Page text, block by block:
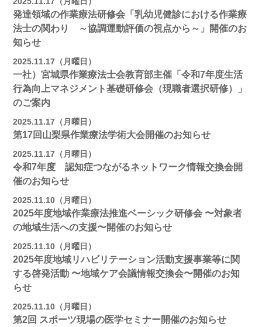
発達領域の作業療法研修会「乳幼児健診における作業療
法士の関わり ～協調運動評価の視点から～」開催のお
知らせ
2025.11.17（月曜日）
一社）宮城県作業療法士会教育部主催「令和7年度生活
行為向上マネジメント基礎研修会（現職者選択研修）」
のご案内
2025.11.17（月曜日）
第17回山梨県作業療法学術大会開催のお知らせ
2025.11.17（月曜日）
令和7年度 認知症つながるネットワーク情報交換会開
催のお知らせ
2025.11.10（月曜日）
2025年度地域作業療法推進ベーシック研修会 〜対象者
の地域⽣活への⽀援〜開催のお知らせ
2025.11.10（月曜日）
2025年度地域リハビリテーション活動⽀援事業等に関
する啓発活動 〜地域ケア会議情報交換会〜開催のお知
らせ
2025.11.10（月曜日）
第2回 スポーツ現場の医学セミナー開催のお知らせ